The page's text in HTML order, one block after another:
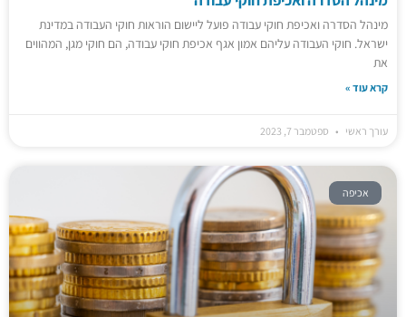
מינהל הסדרה ואכיפת חוקי עבודה פועל ליישום הוראות חוקי העבודה במדינת
ישראל. חוקי העבודה עליהם אמון אגף אכיפת חוקי עבודה, הם חוקי מגן, המהווים
את
קרא עוד »
עורך ראשי ספטמבר 7, 2023
אכיפה